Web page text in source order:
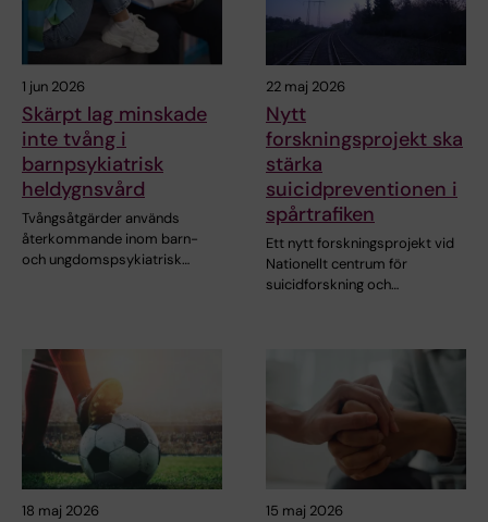
1 jun 2026
Skärpt lag minskade
inte tvång i
barnpsykiatrisk
heldygnsvård
Tvångsåtgärder används
återkommande inom barn-
och ungdomspsykiatrisk…
22 maj 2026
Nytt
forskningsprojekt ska
stärka
suicidpreventionen i
spårtrafiken
Ett nytt forskningsprojekt vid
Nationellt centrum för
suicidforskning och…
18 maj 2026 15 maj 2026